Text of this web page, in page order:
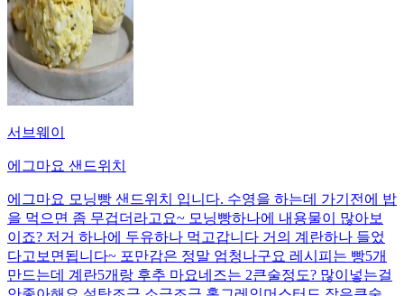
서브웨이
에그마요 샌드위치
에그마요 모닝빵 샌드위치 입니다. 수영을 하는데 가기전에 밥
을 먹으면 좀 무겁더라고요~ 모닝빵하나에 내용물이 많아보
이죠? 저거 하나에 두유하나 먹고갑니다 거의 계란하나 들었
다고보면됩니다~ 포만감은 정말 엄청나구요 레시피는 빵5개
만드는데 계란5개랑 후추 마요네즈는 2큰술정도? 많이넣는걸